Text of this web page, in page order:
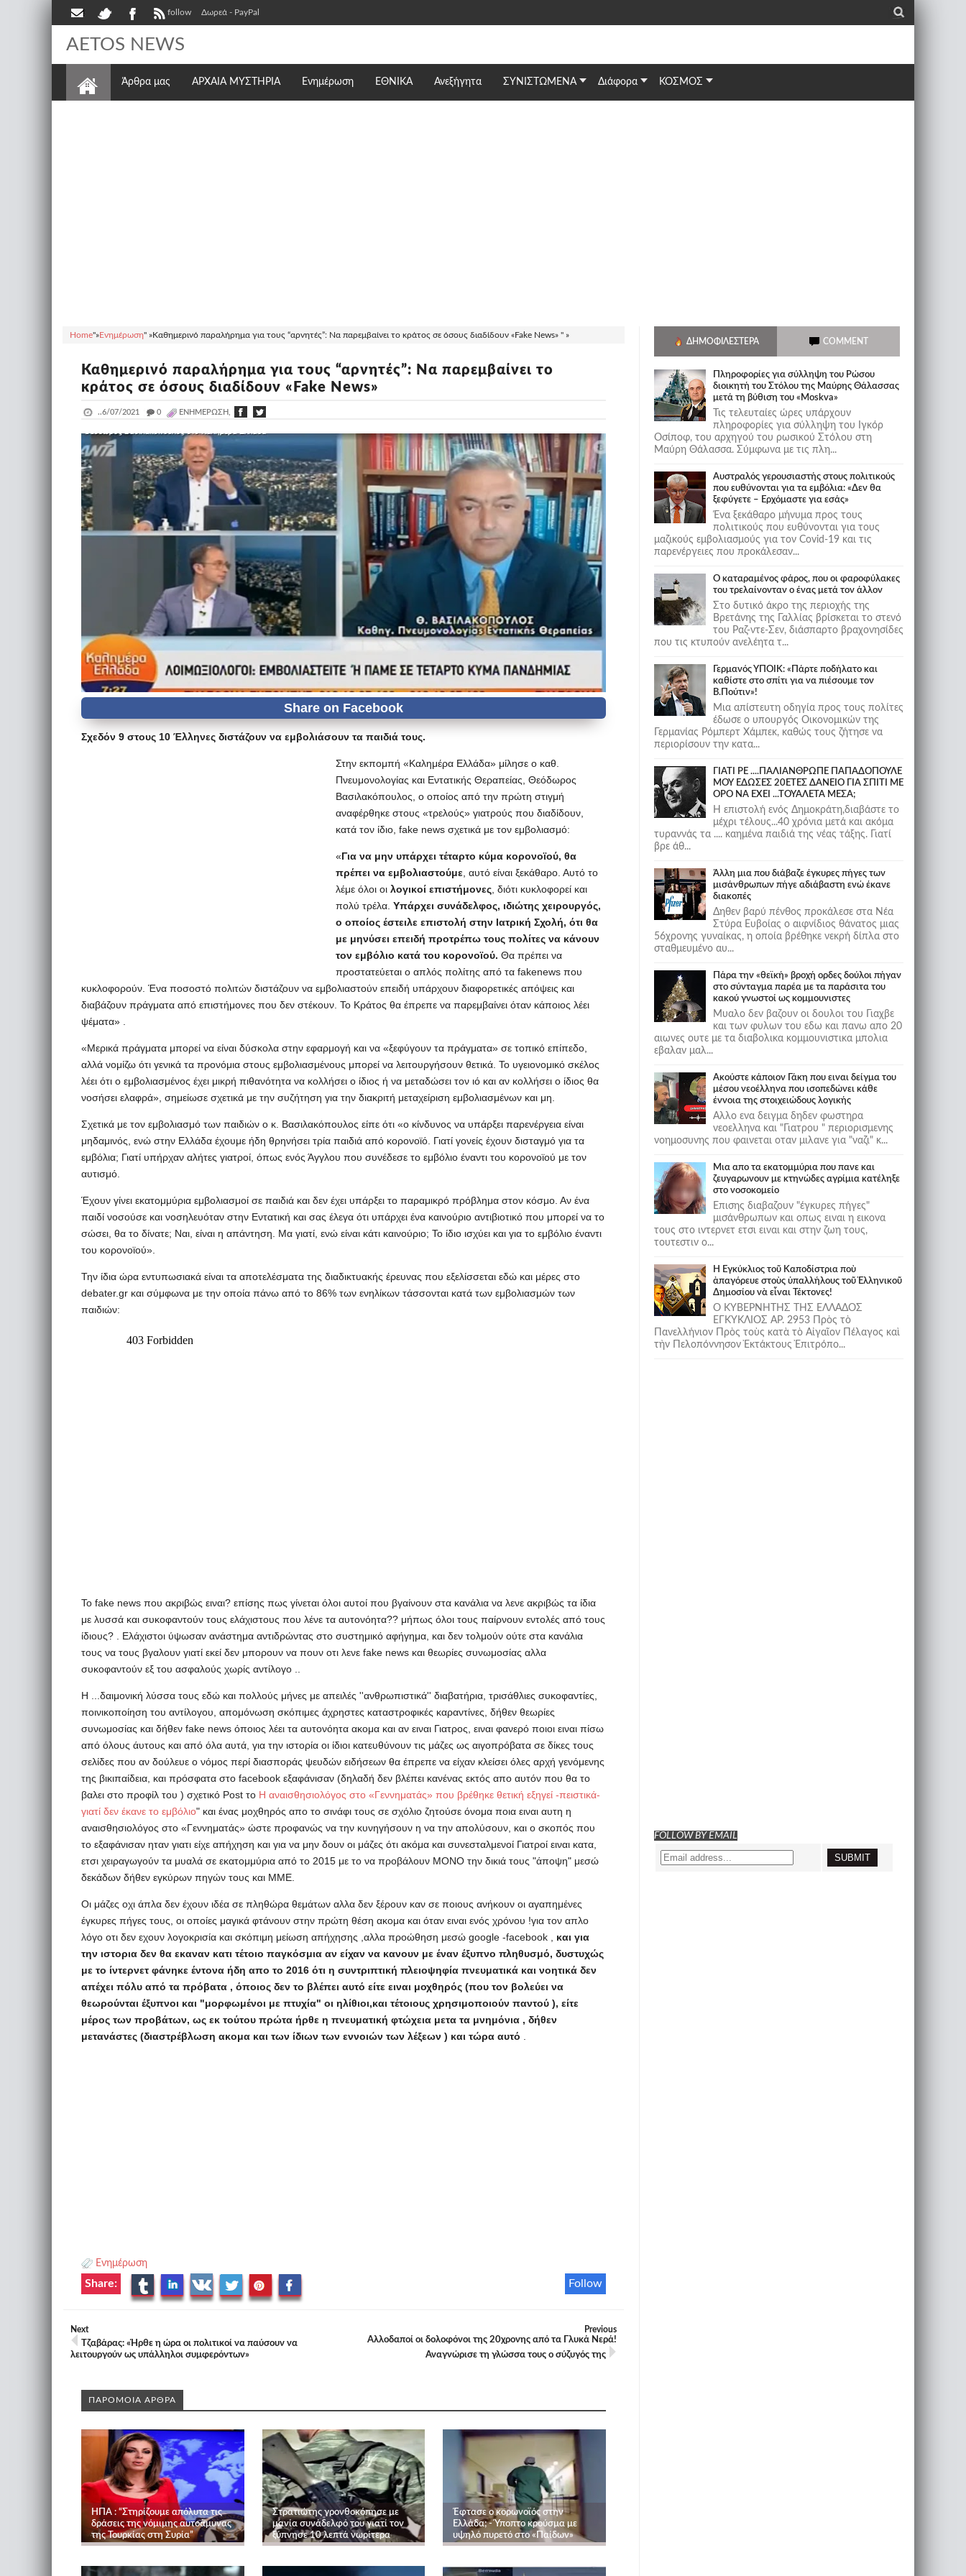
follow Δωρεά - PayPal _
AETOS NEWS
Άρθρα μας ΑΡΧΑΙΑ ΜΥΣΤΗΡΙΑ Ενημέρωση ΕΘΝΙΚΆ Ανεξήγητα ΣΥΝΙΣΤΩΜΕΝΑ Διάφορα ΚΟΣΜΟΣ
Home"»Ενημέρωση" »Καθημερινό παραλήρημα για τους “αρνητές”: Να παρεμβαίνει το κράτος σε όσους διαδίδουν «Fake News» " »
Καθημερινό παραλήρημα για τους “αρνητές”: Να παρεμβαίνει το
κράτος σε όσους διαδίδουν «Fake News»
..6/07/2021 _ 0 ΕΝΗΜΈΡΩΣΗ,
Σχεδόν 9 στους 10 Έλληνες διστάζουν να εμβολιάσουν τα παιδιά τους.
Στην εκπομπή «Καλημέρα Ελλάδα» μίλησε ο καθ.
Πνευμονολογίας και Εντατικής Θεραπείας, Θεόδωρος
Βασιλακόπουλος, ο οποίος από την πρώτη στιγμή
αναφέρθηκε στους «τρελούς» γιατρούς που διαδίδουν,
κατά τον ίδιο, fake news σχετικά με τον εμβολιασμό:
«Για να μην υπάρχει τέταρτο κύμα κορονοϊού, θα
πρέπει να εμβολιαστούμε , αυτό είναι ξεκάθαρο. Αυτό το
λέμε όλοι οι λογικοί επιστήμονες , διότι κυκλοφορεί και
πολύ τρέλα. Υπάρχει συνάδελφος, ιδιώτης χειρουργός,
ο οποίος έστειλε επιστολή στην Ιατρική Σχολή, ότι θα
με μηνύσει επειδή προτρέπω τους πολίτες να κάνουν
τον εμβόλιο κατά του κορονοϊού. Θα πρέπει να
προστατεύεται ο απλός πολίτης από τα fakenews που
κυκλοφορούν. Ένα ποσοστό πολιτών διστάζουν να εμβολιαστούν επειδή υπάρχουν διαφορετικές απόψεις και
διαβάζουν πράγματα από επιστήμονες που δεν στέκουν. Το Κράτος θα έπρεπε να παρεμβαίνει όταν κάποιος λέει
ψέματα» .
«Μερικά πράγματα μπορεί να είναι δύσκολα στην εφαρμογή και να «ξεφύγουν τα πράγματα» σε τοπικό επίπεδο,
αλλά νομίζω ότι γενικά τα προνόμια στους εμβολιασμένους μπορεί να λειτουργήσουν θετικά. Το υγειονομικό σκέλος
λέει ότι ο εμβολιασμένος έχει μικρή πιθανότητα να κολλήσει ο ίδιος ή να μεταδώσει τον ιό και αν κολλήσει ο ίδιος θα
νοσήσει ελαφρά», σημείωσε σχετικά με την συζήτηση για την διακριτή μεταχείριση εμβολιασμένων και μη.
Σχετικά με τον εμβολιασμό των παιδιών ο κ. Βασιλακόπουλος είπε ότι «ο κίνδυνος να υπάρξει παρενέργεια είναι
μηδαμινός, ενώ στην Ελλάδα έχουμε ήδη θρηνήσει τρία παιδιά από κορονοϊό. Γιατί γονείς έχουν δισταγμό για τα
εμβόλια; Γιατί υπήρχαν αλήτες γιατροί, όπως ενός Άγγλου που συνέδεσε το εμβόλιο έναντι του κορονοϊού με τον
αυτισμό.
Έχουν γίνει εκατομμύρια εμβολιασμοί σε παιδιά και δεν έχει υπάρξει το παραμικρό πρόβλημα στον κόσμο. Αν ένα
παιδί νοσούσε και νοσηλευόταν στην Εντατική και σας έλεγα ότι υπάρχει ένα καινούριο αντιβιοτικό που μπορεί να το
σώσει, θα το δίνατε; Ναι, είναι η απάντηση. Μα γιατί, ενώ είναι κάτι καινούριο; Το ίδιο ισχύει και για το εμβόλιο έναντι
του κορονοϊού».
Την ίδια ώρα εντυπωσιακά είναι τα αποτελέσματα της διαδικτυακής έρευνας που εξελίσσεται εδώ και μέρες στο
debater.gr και σύμφωνα με την οποία πάνω από το 86% των ενηλίκων τάσσονται κατά των εμβολιασμών των
παιδιών:
Το fake news που ακριβώς ειναι? επίσης πως γίνεται όλοι αυτοί που βγαίνουν στα κανάλια να λενε ακριβώς τα ίδια
με λυσσά και συκοφαντούν τους ελάχιστους που λένε τα αυτονόητα?? μήπως όλοι τους παίρνουν εντολές από τους
ίδιους? . Ελάχιστοι ύψωσαν ανάστημα αντιδρώντας στο συστημικό αφήγημα, και δεν τολμούν ούτε στα κανάλια
τους να τους βγαλουν γιατί εκεί δεν μπορουν να πουν οτι λενε fake news και θεωρίες συνωμοσίας αλλα
συκοφαντούν εξ του ασφαλούς χωρίς αντίλογο ..
Η ...δαιμονική λύσσα τους εδώ και πολλούς μήνες με απειλές ''ανθρωπιστικά'' διαβατήρια, τρισάθλιες συκοφαντίες,
ποινικοποίηση του αντίλογου, απομόνωση σκόπιμες άχρηστες καταστροφικές καραντίνες, δήθεν θεωρίες
συνωμοσίας και δήθεν fake news όποιος λέει τα αυτονόητα ακομα και αν ειναι Γιατρος, ειναι φανερό ποιοι ειναι πίσω
από όλους άυτους και από όλα αυτά, για την ιστορία οι ίδιοι κατευθύνουν τις μάζες ως αιγοπρόβατα σε δίκες τους
σελίδες που αν δούλευε ο νόμος περί διασποράς ψευδών ειδήσεων θα έπρεπε να είχαν κλείσει όλες αρχή γενόμενης
της βικιπαίδεια, και πρόσφατα στο facebook εξαφάνισαν (δηλαδή δεν βλέπει κανένας εκτός απο αυτόν που θα το
βαλει στο προφίλ του ) σχετικό Post το Η αναισθησιολόγος στο «Γεννηματάς» που βρέθηκε θετική εξηγεί -πειστικά-
γιατί δεν έκανε το εμβόλιο" και ένας μοχθηρός απο το σινάφι τους σε σχόλιο ζητούσε όνομα ποια ειναι αυτη η
αναισθησιολόγος στο «Γεννηματάς» ώστε προφανώς να την κυνηγήσουν η να την απολύσουν, και ο σκοπός που
το εξαφάνισαν ηταν γιατι είχε απήχηση και για να μην δουν οι μάζες ότι ακόμα και συνεσταλμενοί Γιατροί ειναι κατα,
ετσι χειραγωγούν τα μυαλά σε εκατομμύρια από το 2015 με το να προβάλουν ΜΟΝΟ την δικιά τους "άποψη" μεσώ
δεκάδων δήθεν εγκύρων πηγών τους και ΜΜΕ.
Οι μάζες οχι άπλα δεν έχουν ιδέα σε πληθώρα θεμάτων αλλα δεν ξέρουν καν σε ποιους ανήκουν οι αγαπημένες
έγκυρες πήγες τους, οι οποίες μαγικά φτάνουν στην πρώτη θέση ακομα και όταν ειναι ενός χρόνου !για τον απλο
λόγο οτι δεν εχουν λογοκρισία και σκόπιμη μείωση απήχησης ,αλλα προώθηση μεσώ google -facebook , και για
την ιστορια δεν θα εκαναν κατι τέτοιο παγκόσμια αν είχαν να κανουν με έναν έξυπνο πληθυσμό, δυστυχώς
με το ίντερνετ φάνηκε έντονα ήδη απο το 2016 ότι η συντριπτική πλειοψηφία πνευματικά και νοητικά δεν
απέχει πόλυ από τα πρόβατα , όποιος δεν το βλέπει αυτό είτε ειναι μοχθηρός (που τον βολεύει να
θεωρούνται έξυπνοι και "μορφωμένοι με πτυχία" οι ηλίθιοι,και τέτοιους χρησιμοποιούν παντού ), είτε
μέρος των προβάτων, ως εκ τούτου πρώτα ήρθε η πνευματική φτώχεια μετα τα μνημόνια , δήθεν
μετανάστες (διαστρέβλωση ακομα και των ίδιων των εννοιών των λέξεων ) και τώρα αυτό
Ενημέρωση
Follow
Share:
Next
Τζαβάρας: «Ήρθε η ώρα οι πολιτικοί να παύσουν να
λειτουργούν ως υπάλληλοι συμφερόντων»
Previous
Αλλοδαποί οι δολοφόνοι της 20χρονης από τα Γλυκά Νερά!
Αναγνώρισε τη γλώσσα τους ο σύζυγός της
ΠΑΡΟΜΟΙΑ ΑΡΘΡΑ
ΗΠΑ : “Στηρίζουμε απόλυτα τις
δράσεις της νόμιμης αυτοάμυνας
της Τουρκίας στη Συρία”
Στρατιώτης γρονθοκόπησε με
μανία συνάδελφό του γιατί τον
ξύπνησε 10 λεπτά νωρίτερα
Έφτασε ο κορωνοϊός στην
Ελλάδα; - Ύποπτο κρούσμα με
υψηλό πυρετό στο «Παίδων»
ΔΗΜΟΦΙΛΈΣΤΕΡΑ COMMENT
Πληροφορίες για σύλληψη του Ρώσου
διοικητή του Στόλου της Mαύρης Θάλασσας
μετά τη βύθιση του «Moskva»
Τις τελευταίες ώρες υπάρχουν
πληροφορίες για σύλληψη του Ιγκόρ
Οσίποφ, του αρχηγού του ρωσικού Στόλου στη
Μαύρη Θάλασσα. Σύμφωνα με τις πλη...
Αυστραλός γερουσιαστής στους πολιτικούς
που ευθύνονται για τα εμβόλια: «Δεν θα
ξεφύγετε – Ερχόμαστε για εσάς»
Ένα ξεκάθαρο μήνυμα προς τους
πολιτικούς που ευθύνονται για τους
μαζικούς εμβολιασμούς για τον Covid-19 και τις
παρενέργειες που προκάλεσαν...
Ο καταραμένος φάρος, που οι φαροφύλακες
του τρελαίνονταν ο ένας μετά τον άλλον
Στο δυτικό άκρο της περιοχής της
Βρετάνης της Γαλλίας βρίσκεται το στενό
του Ραζ-ντε-Σεν, διάσπαρτο βραχονησίδες
που τις κτυπούν ανελέητα τ...
Γερμανός ΥΠΟΙΚ: «Πάρτε ποδήλατο και
καθίστε στο σπίτι για να πιέσουμε τον
Β.Πούτιν»!
Μια απίστευτη οδηγία προς τους πολίτες
έδωσε ο υπουργός Οικονομικών της
Γερμανίας Ρόμπερτ Χάμπεκ, καθώς τους ζήτησε να
περιορίσουν την κατα...
ΓΙΑΤΙ ΡΕ ....ΠΑΛΙΑΝΘΡΩΠΕ ΠΑΠΑΔΟΠΟΥΛΕ
ΜΟΥ ΕΔΩΣΕΣ 20ΕΤΕΣ ΔΑΝΕΙΟ ΓΙΑ ΣΠΙΤΙ ΜΕ
ΟΡΟ ΝΑ ΕΧΕΙ ...ΤΟΥΑΛΕΤΑ ΜΕΣΑ;
Η επιστολή ενός Δημοκράτη,διαβάστε το
μέχρι τέλους...40 χρόνια μετά και ακόμα
τυραννάς τα .... καημένα παιδιά της νέας τάξης. Γιατί
βρε άθ...
Άλλη μια που διάβαζε έγκυρες πήγες των
μισάνθρωπων πήγε αδιάβαστη ενώ έκανε
διακοπές
Δηθεν βαρύ πένθος προκάλεσε στα Νέα
Στύρα Ευβοίας ο αιφνίδιος θάνατος μιας
56χρονης γυναίκας, η οποία βρέθηκε νεκρή δίπλα στο
σταθμευμένο αυ...
Πάρα την «θεϊκή» βροχή ορδες δούλοι πήγαν
στο σύνταγμα παρέα με τα παράσιτα του
κακού γνωστοί ως κομμουνιστες
Μυαλο δεν βαζουν οι δουλοι του Γιαχβε
και των φυλων του εδω και πανω απο 20
αιωνες ουτε με τα διαβολικα κομμουνιστικα μπολια
εβαλαν μαλ...
Ακούστε κάποιον Γάκη που ειναι δείγμα του
μέσου νεοέλληνα που ισοπεδώνει κάθε
έννοια της στοιχειώδους λογικής
Αλλο ενα δειγμα δηδεν φωστηρα
νεοελληνα και "Γιατρου " περιορισμενης
νοημοσυνης που φαινεται οταν μιλανε για "ναζι" κ...
Μια απο τα εκατομμύρια που πανε και
ζευγαρωνουν με κτηνώδες αγρίμια κατέληξε
στο νοσοκομείο
Επισης διαβαζουν "έγκυρες πήγες"
μισάνθρωπων και οπως ειναι η εικονα
τους στο ιντερνετ ετσι ειναι και στην ζωη τους,
τουτεστιν ο...
Ἡ Ἐγκύκλιος τοῦ Καποδίστρια ποὺ
ἀπαγόρευε στοὺς ὑπαλλήλους τοῦ Ἑλληνικοῦ
Δημοσίου νὰ εἶναι Τέκτονες!
Ο ΚΥΒΕΡΝΗΤΗΣ ΤΗΣ ΕΛΛΑΔΟΣ
ΕΓΚΥΚΛΙΟΣ ΑΡ. 2953 Πρὸς τὸ
Πανελλήνιον Πρὸς τοὺς κατὰ τὸ Αἰγαῖον Πέλαγος καὶ
τὴν Πελοπόννησον Ἐκτάκτους Ἐπιτρόπο...
FOLLOW BY EMAIL